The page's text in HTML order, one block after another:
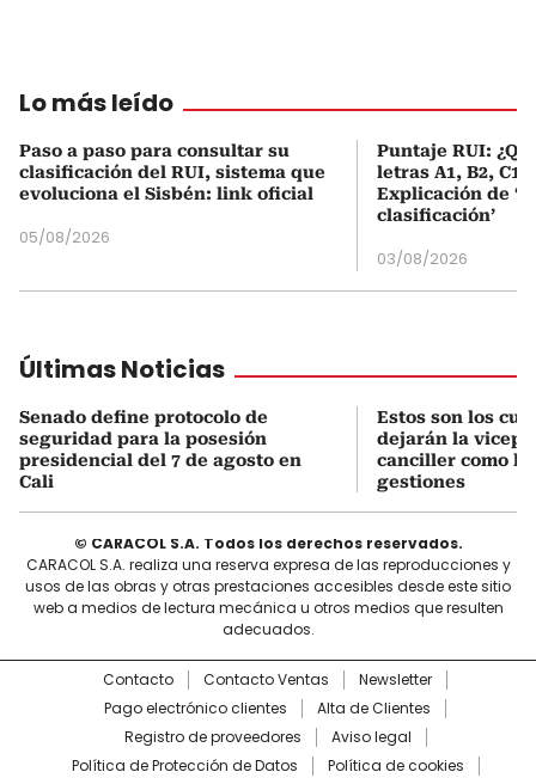
Lo más leído
Paso a paso para consultar su
clasificación del RUI, sistema que
evoluciona el Sisbén: link oficial
05/08/2026
Puntaje RUI:
letras A1, B2, C1
Explicación de
clasificación’
03/08/2026
Últimas Noticias
Senado define protocolo de
seguridad para la posesión
presidencial del 7 de agosto en
Cali
Estos son los
dejarán la
canciller como
gestiones
© CARACOL S.A. Todos los derechos reservados.
CARACOL S.A. realiza una reserva expresa de las reproducciones y
usos de las obras y otras prestaciones accesibles desde este sitio
web a medios de lectura mecánica u otros medios que resulten
adecuados.
Contacto Contacto Ventas
Newsletter
Pago electrónico clientes
Alta de Clientes
Registro de proveedores
Aviso legal
Política de Protección de Datos
Política de cookies